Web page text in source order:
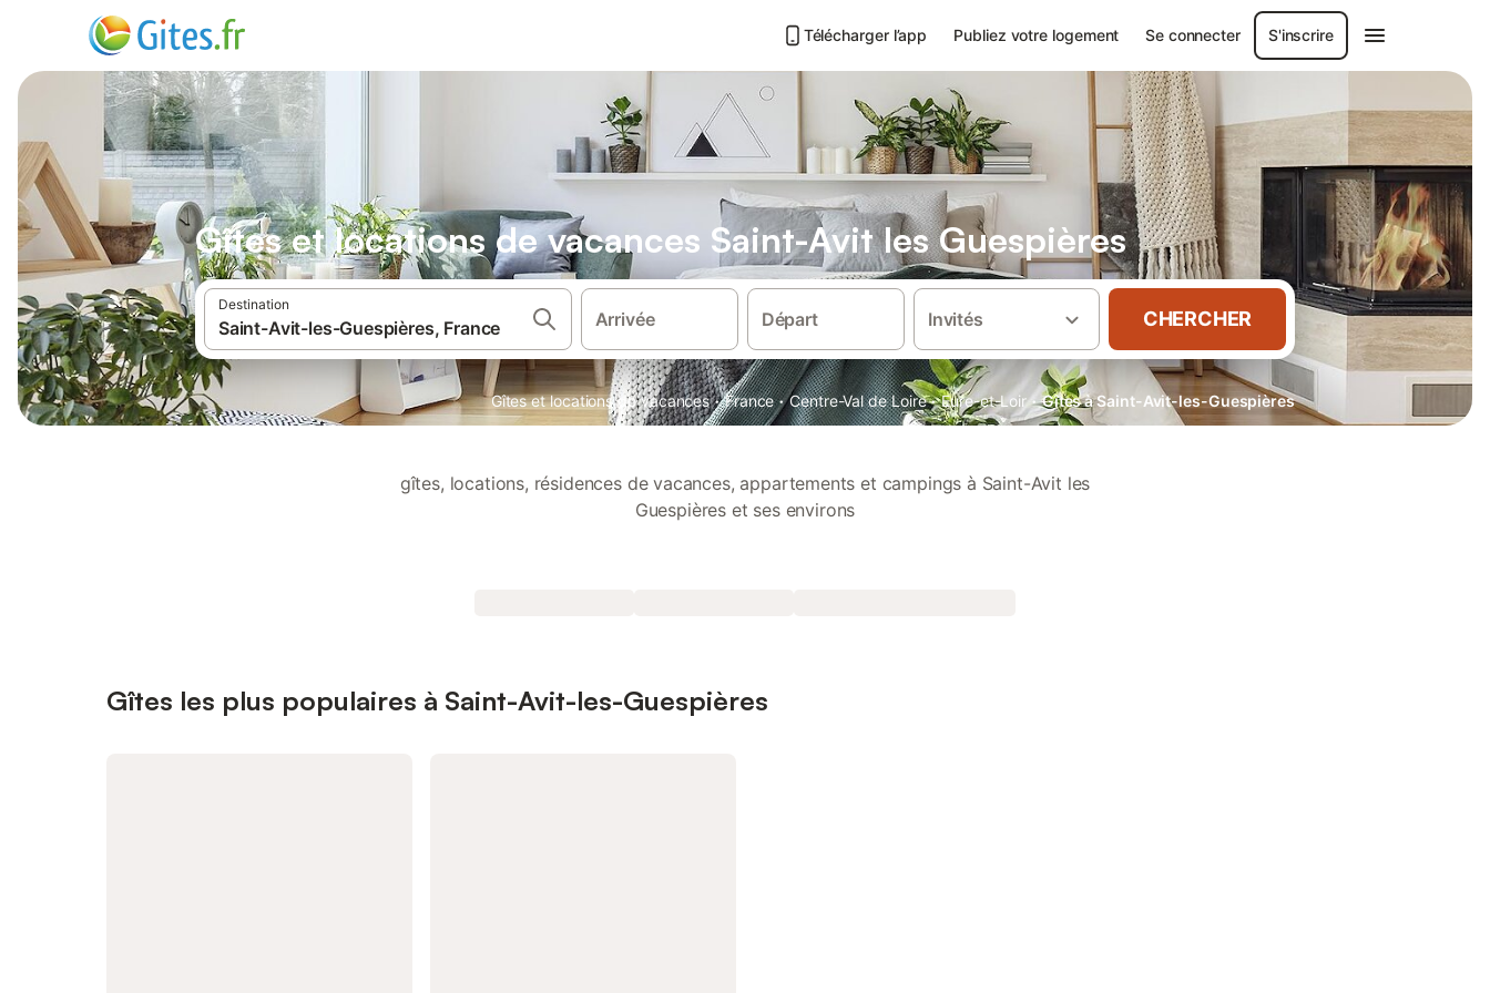
Télécharger l’app Publiez votre logement Se connecter S'inscrire
Gîtes et locations de vacances Saint-Avit les Guespières
Destination
Arrivée Départ Invités CHERCHER
Gîtes et locations de vacances · France · Centre-Val de Loire · Eure-et-Loir · Gîtes à Saint-Avit-les-Guespières
gîtes, locations, résidences de vacances, appartements et campings à Saint-Avit les
Guespières et ses environs
Gîtes les plus populaires à Saint-Avit-les-Guespières